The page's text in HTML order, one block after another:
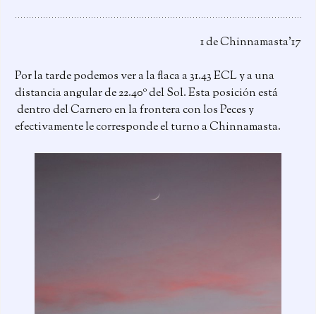
1 de Chinnamasta’17
Por la tarde podemos ver a la flaca a 31.43 ECL y a una
distancia angular de 22.40º del Sol. Esta posición está
dentro del Carnero en la frontera con los Peces y
efectivamente le corresponde el turno a Chinnamasta.